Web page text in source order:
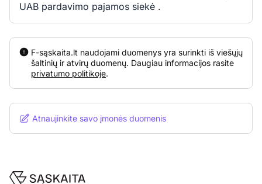
UAB pardavimo pajamos siekė .
F-sąskaita.lt naudojami duomenys yra surinkti iš viešųjų
šaltinių ir atvirų duomenų. Daugiau informacijos rasite
privatumo politikoje.
Atnaujinkite savo įmonės duomenis
Footer